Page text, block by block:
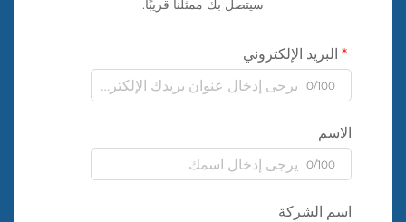
سيتصل بك ممثلنا قريبًا.
البريد الإلكتروني
0/100
الاسم
0/100
اسم الشركة